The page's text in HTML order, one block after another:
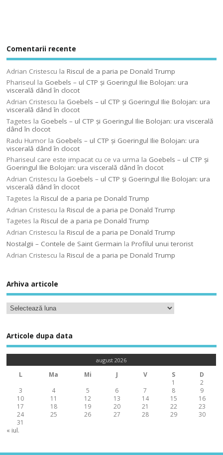
Comentarii recente
Adrian Cristescu laRiscul de a paria pe Donald Trump
Phariseul la Goebels – ul CTP şi Goeringul Ilie Bolojan: ura
viscerală dând în clocot
Adrian Cristescu la Goebels – ul CTP şi Goeringul Ilie Bolojan: ura
viscerală dând în clocot
Tagetes la Goebels – ul CTP şi Goeringul Ilie Bolojan: ura viscerală
dând în clocot
Radu Humor la Goebels – ul CTP şi Goeringul Ilie Bolojan: ura
viscerală dând în clocot
Phariseul care este impacat cu ce va urma la Goebels – ul CTP şi
Goeringul Ilie Bolojan: ura viscerală dând în clocot
Adrian Cristescu la Goebels – ul CTP şi Goeringul Ilie Bolojan: ura
viscerală dând în clocot
Tagetes laRiscul de a paria pe Donald Trump
Adrian Cristescu laRiscul de a paria pe Donald Trump
Tagetes laRiscul de a paria pe Donald Trump
Adrian Cristescu laRiscul de a paria pe Donald Trump
Nostalgii – Contele de Saint Germain laProfilul unui terorist
Adrian Cristescu laRiscul de a paria pe Donald Trump
Arhiva articole
Articole dupa data
august 2026
L Ma Mi J V S
D
1
2
3
4 5 6 7 8
9
10
11 12 13 14 15
16
17
18 19 20 21 22
23
24
25 26 27 28 29
30
31
« iul.